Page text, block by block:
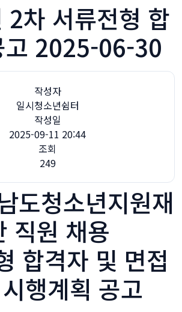
차 서류전형 합
고 2025-06-30
작성자
일시청소년쉼터
작성일
2025-09-11 20:44
조회
249
도청소년지원재
직원 채용
합격자 및 면접
행계획 공고